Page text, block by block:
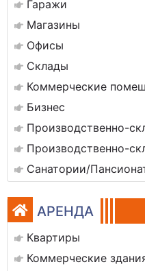
Гаражи
Магазины
Офисы
Склады
Коммерческие
Бизнес
Производственно-
Производственно-
Санатории/
АРЕНДА
Квартиры
Коммерческие